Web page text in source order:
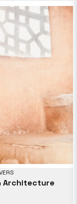
Architecture